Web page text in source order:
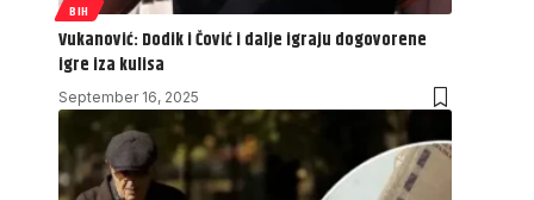
BIH
Vukanović: Dodik i Čović i dalje igraju dogovorene
igre iza kulisa
September 16, 2025